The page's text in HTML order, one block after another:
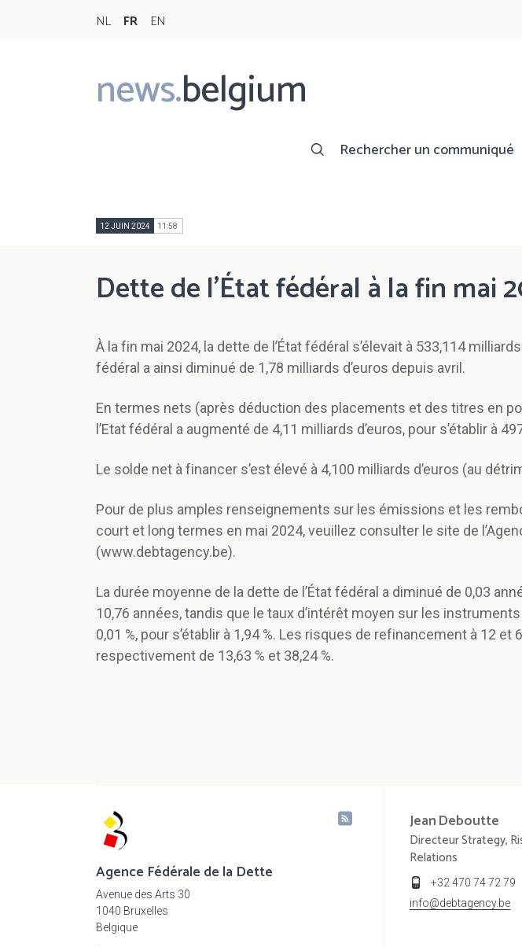
NL FR EN
news.belgium
Main
navigation
Rechercher un communiqué
12 JUIN 2024 11:58
Dette de l’État fédéral à la fin mai
À la fin mai 2024, la dette de l’État fédéral s’élevait à 533,114
fédéral a ainsi diminué de 1,78 milliards d’euros depuis avril.
En termes nets (après déduction des placements et des titres en
l’Etat fédéral a augmenté de 4,11 milliards d’euros, pour s’établir à
Le solde net à financer s’est élevé à 4,100 milliards d’euros (au
Pour de plus amples renseignements sur les émissions et les
court et long termes en mai 2024, veuillez consulter le site de
(www.debtagency.be).
La durée moyenne de la dette de l’État fédéral a diminué de 0,03
10,76 années, tandis que le taux d’intérêt moyen sur les
0,01 %, pour s’établir à 1,94 %. Les risques de refinancement à 12 et
respectivement de 13,63 % et 38,24 %.
Agence Fédérale de la Dette
Avenue des Arts 30
1040 Bruxelles
Belgique
JeanDeboutte
Directeur Strategy,
Relations
+32 470 74 72 79
info@debtagency.be